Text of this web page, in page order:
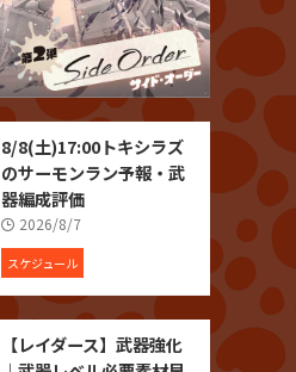
8/8(土)17:00トキシラズ
のサーモンラン予報・武
器編成評価
2026/8/7
スケジュール
【レイダース】武器強化